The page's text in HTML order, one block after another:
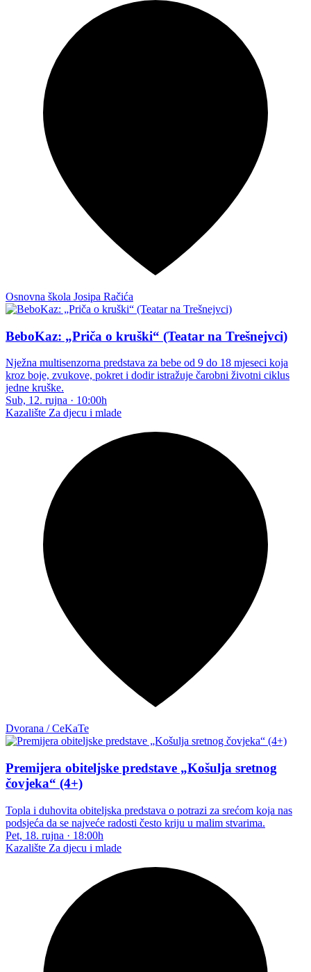
Osnovna škola Josipa Račića
BeboKaz: „Priča o kruški“ (Teatar na Trešnejvci)
Nježna multisenzorna predstava za bebe od 9 do 18 mjeseci koja
kroz boje, zvukove, pokret i dodir istražuje čarobni životni ciklus
jedne kruške.
Sub, 12. rujna · 10:00h
Kazalište Za djecu i mlade
Dvorana / CeKaTe
Premijera obiteljske predstave „Košulja sretnog
čovjeka“ (4+)
Topla i duhovita obiteljska predstava o potrazi za srećom koja nas
podsjeća da se najveće radosti često kriju u malim stvarima.
Pet, 18. rujna · 18:00h
Kazalište Za djecu i mlade